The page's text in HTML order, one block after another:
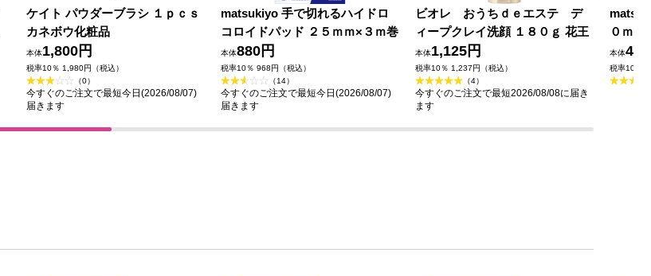
ケイト パウダーブラシ １ｐｃｓ
カネボウ化粧品
本体1,800円
税率10％ 1,980円（税込）
（0）
今すぐのご注文で最短今日(2026/08/07)
届きます
matsukiyo 手で切れるハイドロ
コロイドパッド ２５ｍｍ×３ｍ巻
本体880円
税率10％ 968円（税込）
（14）
今すぐのご注文で最短今日(2026/08/07)
届きます
ビオレ おうちｄｅエステ デ
ィープクレイ洗顔 １８０ｇ 花王
本体1,125円
税率10％ 1,237円（税込）
（4）
今すぐのご注文で最短2026/08/08に届き
ます
０ｍｌ
本体
税率10％